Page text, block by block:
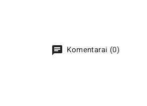
Komentarai (0)